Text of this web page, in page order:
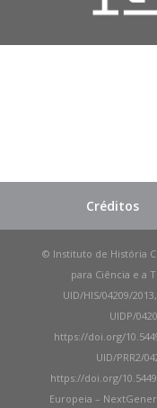
Créditos
© Instituto de História
para Ciência e a
UID/HIS/04209/
UIDP/
https://doi.org/
UID/PRR2/
https://doi.org/
Europeia –